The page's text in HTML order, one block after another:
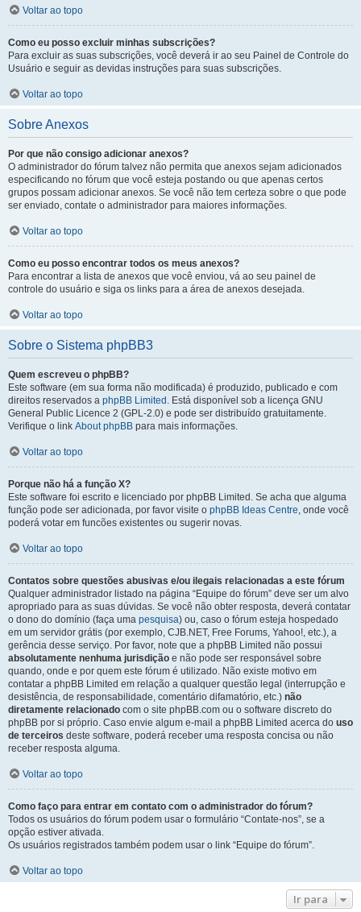
Voltar ao topo
Como eu posso excluir minhas subscrições?
Para excluir as suas subscrições, você deverá ir ao seu Painel de Controle do
Usuário e seguir as devidas instruções para suas subscrições.
Voltar ao topo
Sobre Anexos
Por que não consigo adicionar anexos?
O administrador do fórum talvez não permita que anexos sejam adicionados
especificando no fórum que você esteja postando ou que apenas certos
grupos possam adicionar anexos. Se você não tem certeza sobre o que pode
ser enviado, contate o administrador para maiores informações.
Voltar ao topo
Como eu posso encontrar todos os meus anexos?
Para encontrar a lista de anexos que você enviou, vá ao seu painel de
controle do usuário e siga os links para a área de anexos desejada.
Voltar ao topo
Sobre o Sistema phpBB3
Quem escreveu o phpBB?
Este software (em sua forma não modificada) é produzido, publicado e com
direitos reservados a phpBB Limited . Está disponível sob a licença GNU
General Public Licence 2 (GPL-2.0) e pode ser distribuído gratuitamente.
Verifique o link About phpBB para mais informações.
Voltar ao topo
Porque não há a função X?
Este software foi escrito e licenciado por phpBB Limited. Se acha que alguma
função pode ser adicionada, por favor visite o phpBB Ideas Centre, onde você
poderá votar em funcões existentes ou sugerir novas.
Voltar ao topo
Contatos sobre questões abusivas e/ou ilegais relacionadas a este fórum
Qualquer administrador listado na página “Equipe do fórum” deve ser um alvo
apropriado para as suas dúvidas. Se você não obter resposta, deverá contatar
o dono do domínio (faça uma pesquisa) ou, caso o fórum esteja hospedado
em um servidor grátis (por exemplo, CJB.NET, Free Forums, Yahoo!, etc.), a
gerência desse serviço. Por favor, note que a phpBB Limited não possui
absolutamente nenhuma jurisdição e não pode ser responsável sobre
quando, onde e por quem este fórum é utilizado. Não existe motivo em
contatar a phpBB Limited em relação a qualquer questão legal (interrupção e
desistência, de responsabilidade, comentário difamatório, etc.) não
diretamente relacionado com o site phpBB.com ou o software discreto do
phpBB por si próprio. Caso envie algum e-mail a phpBB Limited acerca do uso
de terceiros deste software, poderá receber uma resposta concisa ou não
receber resposta alguma.
Voltar ao topo
Como faço para entrar em contato com o administrador do fórum?
Todos os usuários do fórum podem usar o formulário “Contate-nos”, se a
opção estiver ativada.
Os usuários registrados também podem usar o link “Equipe do fórum”.
Voltar ao topo
Ir para